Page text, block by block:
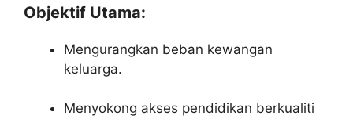
Objektif Utama:
Mengurangkan beban kewangan
keluarga.
Menyokong akses pendidikan berkualiti